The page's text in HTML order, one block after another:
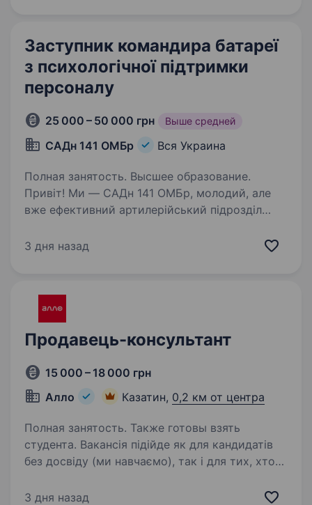
Заступник командира батареї
з психологічної підтримки
персоналу
25 000 – 50 000 грн Выше средней
САДн 141 ОМБр Вся Украина
Полная занятость. Высшее образование.
Привіт! Ми — САДн 141 ОМБр, молодий, але
вже ефективний артилерійський підрозділ
знищувати ворога найсучаснішими методами,
3 дня назад
Продавець-консультант
15 000 – 18 000 грн
Алло
Казатин, 0,2 км от центра
Полная занятость. Также готовы взять
студента. Вакансія підійде як для кандидатів
без досвіду (ми навчаємо), так і для тих, хто
випадку ви зможете швидше адаптуватись і
3 дня назад